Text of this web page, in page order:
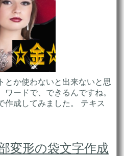
とか使わないと出来ないと思
ードで、できるんですね。
作成してみました。 テキス
変形の袋文字作成